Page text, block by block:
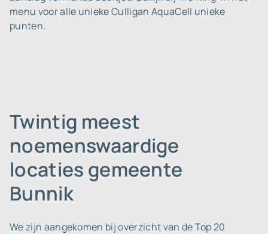
menu voor alle unieke Culligan AquaCell unieke
punten.
Twintig meest
noemenswaardige
locaties gemeente
Bunnik
We zijn aangekomen bij overzicht van de Top 20